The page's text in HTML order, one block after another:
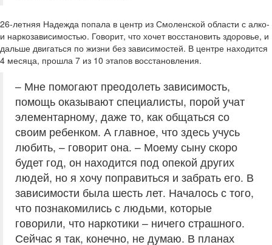
26-летняя Надежда попала в центр из Смоленской области с алко-
и наркозависимостью. Говорит, что хочет восстановить здоровье, и
дальше двигаться по жизни без зависимостей. В центре находится
4 месяца, прошла 7 из 10 этапов восстановления.
– Мне помогают преодолеть зависимость,
помощь оказывают специалисты, порой учат
элементарному, даже то, как общаться со
своим ребенком. А главное, что здесь учусь
любить, – говорит она. – Моему сыну скоро
будет год, он находится под опекой других
людей, но я хочу поправиться и забрать его. В
зависимости была шесть лет. Началось с того,
что познакомились с людьми, которые
говорили, что наркотики – ничего страшного.
Сейчас я так, конечно, не думаю. В планах